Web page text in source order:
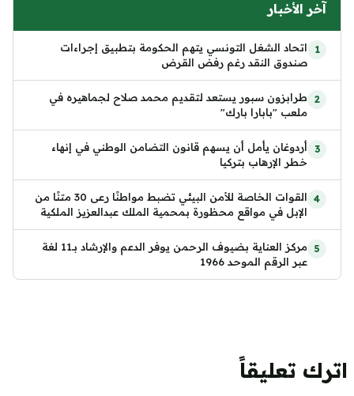
آخر الأخبار
اتحاد الشغل التونسي يتهم الحكومة بتطبيق إجراءات
صندوق النقد رغم رفض القرض
طرابزون سبور يستعد لتقديم محمد صلاح لجماهيره في
ملعب "بابارا بارك"
أردوغان يأمل أن يسهم قانون التضامن الوطني في إنهاء
خطر الإرهاب بتركيا
القوات الخاصة للأمن البيئي تضبط مواطنًا رعى 30 متنًا من
الإبل في مواقع محظورة بمحمية الملك عبدالعزيز الملكية
مركز العناية بضيوف الرحمن يوفر الدعم والإرشاد بـ11 لغة
عبر الرقم الموحد 1966
اترك تعليقاً